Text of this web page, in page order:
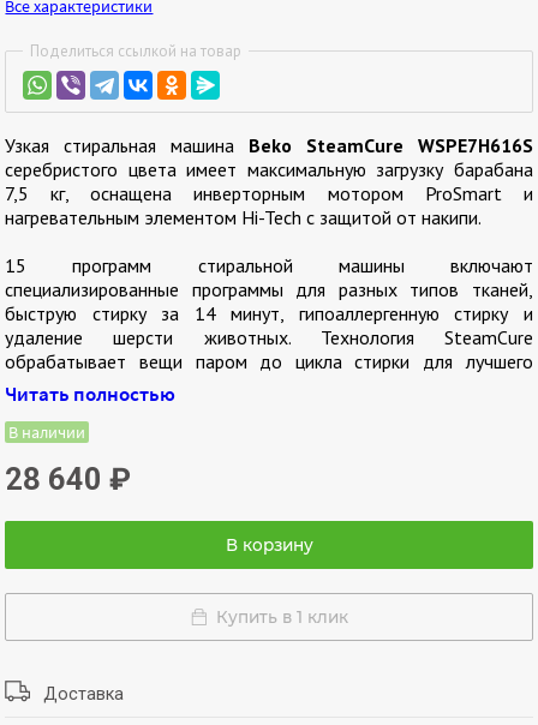
Все характеристики
Поделиться ссылкой на товар
Узкая стиральная машина Beko SteamCure WSPE7H616S
серебристого цвета имеет максимальную загрузку барабана
7,5 кг, оснащена инверторным мотором ProSmart и
нагревательным элементом Hi-Tech с защитой от накипи.
15 программ стиральной машины включают
специализированные программы для разных типов тканей,
быструю стирку за 14 минут, гипоаллергенную стирку и
удаление шерсти животных. Технология SteamCure
обрабатывает вещи паром до цикла стирки для лучшего
удаления пятен и после отжима для разглаживания тканей.
Беспроводное управление HomeWhiz позволяет следить за
смартфона или планшета.
Программы стирки:
рубашки;
пух;
удаление пятен;
тёмные вещи/джинсы;
Читать полностью
В наличии
28 640₽
В корзину
Купить в 1 клик
Доставка